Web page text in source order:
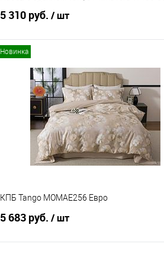
5 310 руб. / шт
Купить в 1 клик
Сравнение
В избранное
В наличии
Новинка
КПБ Tango MOMAE256 Евро
5 683 руб. / шт